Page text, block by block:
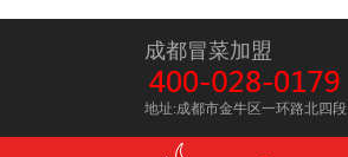
成都冒菜加盟
地址:成都市金牛区一环路北四段